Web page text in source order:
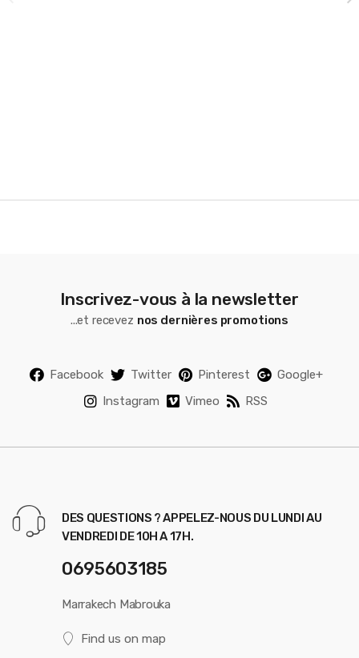
Inscrivez-vous à la newsletter
...et recevez nos dernières promotions
Facebook Twitter Pinterest
Google+
Instagram
Vimeo RSS
DES QUESTIONS ? APPELEZ-NOUS DU LUNDI AU
VENDREDI DE 10H A 17H.
0695603185
Marrakech Mabrouka
Find us on map